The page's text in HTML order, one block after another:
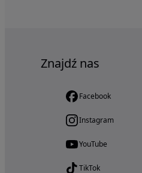
Znajdź nas
Facebook
Instagram
YouTube
TikTok